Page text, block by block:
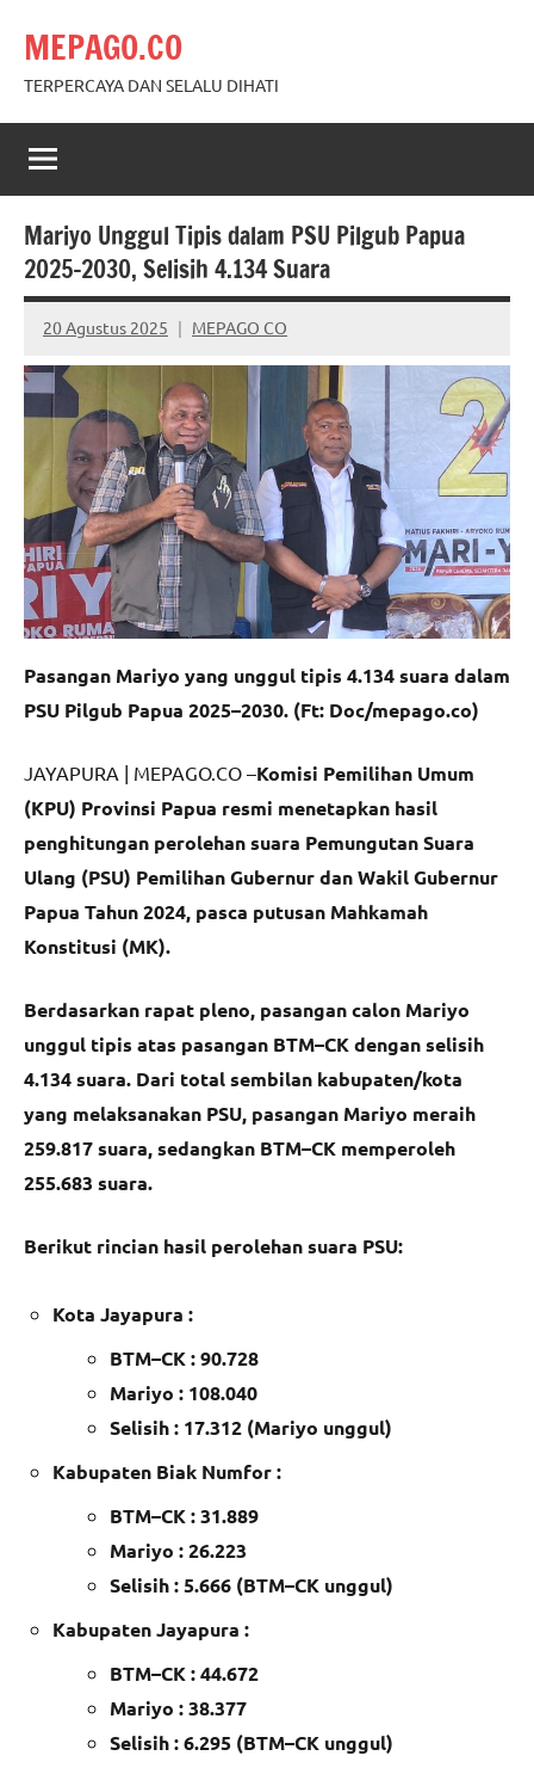
content
MEPAGO.CO
TERPERCAYA DAN SELALU DIHATI
Mariyo Unggul Tipis dalam PSU Pilgub Papua
2025-2030, Selisih 4.134 Suara
20 Agustus 2025 MEPAGO CO
No
comments
Pasangan Mariyo yang unggul tipis 4.134 suara dalam
PSU Pilgub Papua 2025–2030. (Ft: Doc/mepago.co)
JAYAPURA | MEPAGO.CO –Komisi Pemilihan Umum
(KPU) Provinsi Papua resmi menetapkan hasil
penghitungan perolehan suara Pemungutan Suara
Ulang (PSU) Pemilihan Gubernur dan Wakil Gubernur
Papua Tahun 2024, pasca putusan Mahkamah
Konstitusi (MK).
Berdasarkan rapat pleno, pasangan calon Mariyo
unggul tipis atas pasangan BTM–CK dengan selisih
4.134 suara. Dari total sembilan kabupaten/kota
yang melaksanakan PSU, pasangan Mariyo meraih
259.817 suara, sedangkan BTM–CK memperoleh
255.683 suara.
Berikut rincian hasil perolehan suara PSU:
Kota Jayapura :
BTM–CK : 90.728
Mariyo : 108.040
Selisih : 17.312 (Mariyo unggul)
Kabupaten Biak Numfor :
BTM–CK : 31.889
Mariyo : 26.223
Selisih : 5.666 (BTM–CK unggul)
Kabupaten Jayapura :
BTM–CK : 44.672
Mariyo : 38.377
Selisih : 6.295 (BTM–CK unggul)